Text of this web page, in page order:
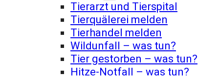
Tierarzt und Tierspital
Tierquälerei melden
Tierhandel melden
Wildunfall – was tun?
Tier gestorben – was tun?
Hitze-Notfall – was tun?